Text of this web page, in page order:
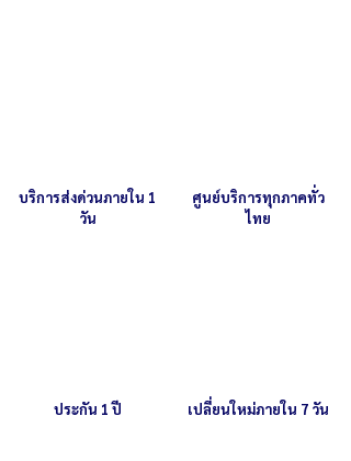
บริการส่งด่วนภายใน 1
วัน
ศูนย์บริการทุกภาคทั่ว
ไทย
ประกัน 1 ปี เปลี่ยนใหม่ภายใน 7 วัน